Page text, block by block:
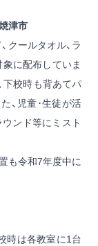
津市
クールタオル、ラ
に配布していま
下校時も背あてパ
、児童･生徒が活
ンド等にミスト
も令和7年度中に
時は各教室に1台